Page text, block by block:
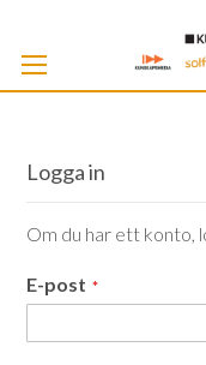
Logga in
Om du har ett konto,
E-post